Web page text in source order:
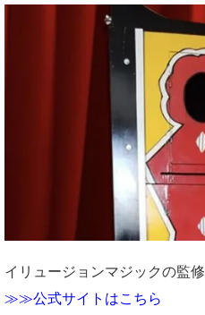
イリュージョンマジックの監
≫≫公式サイトはこちら